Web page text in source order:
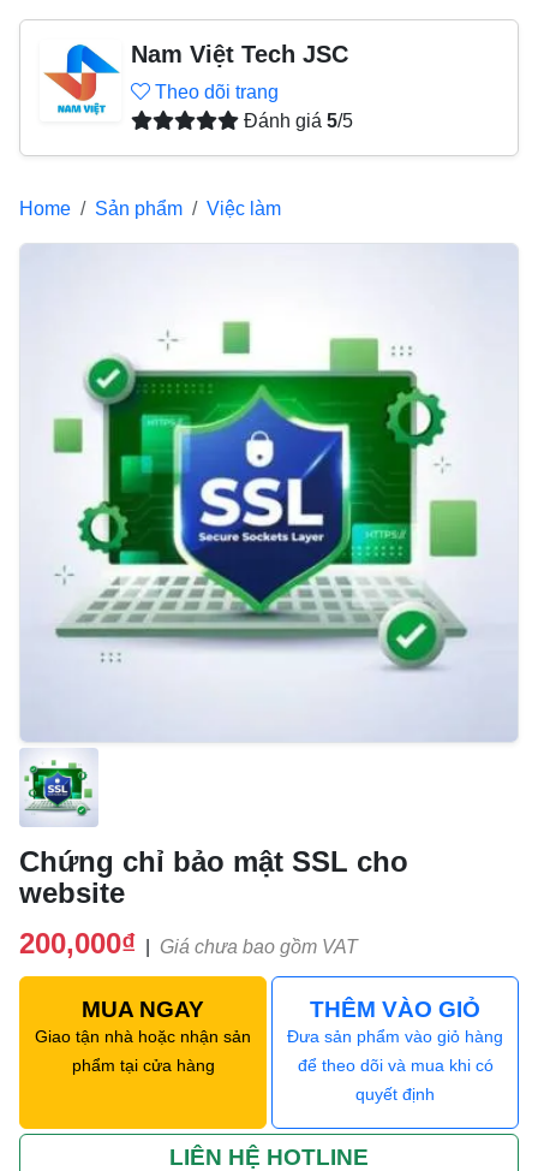
Nam Việt Tech JSC
Theo dõi trang
Đánh giá 5/5
Home Sản phẩm Việc làm
Chứng chỉ bảo mật SSL cho
website
200,000₫
Giá chưa bao gồm VAT
MUA NGAY
Giao tận nhà hoặc nhận sản
phẩm tại cửa hàng
THÊM VÀO GIỎ
Đưa sản phẩm vào giỏ hàng
để theo dõi và mua khi có
quyết định
LIÊN HỆ HOTLINE